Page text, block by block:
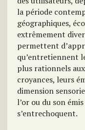
la période
géographiques,
extrêmement
permettent
qu’entretiennent
plus rationnels
croyances, leurs
dimension
l’or ou du son
s’entrechoquent.